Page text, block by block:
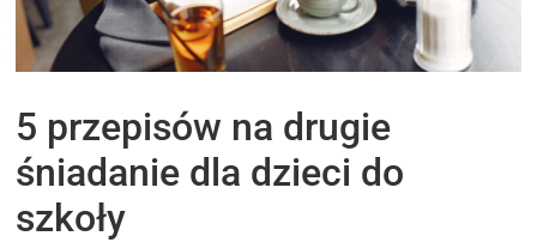
5 przepisów na drugie
śniadanie dla dzieci do
szkoły